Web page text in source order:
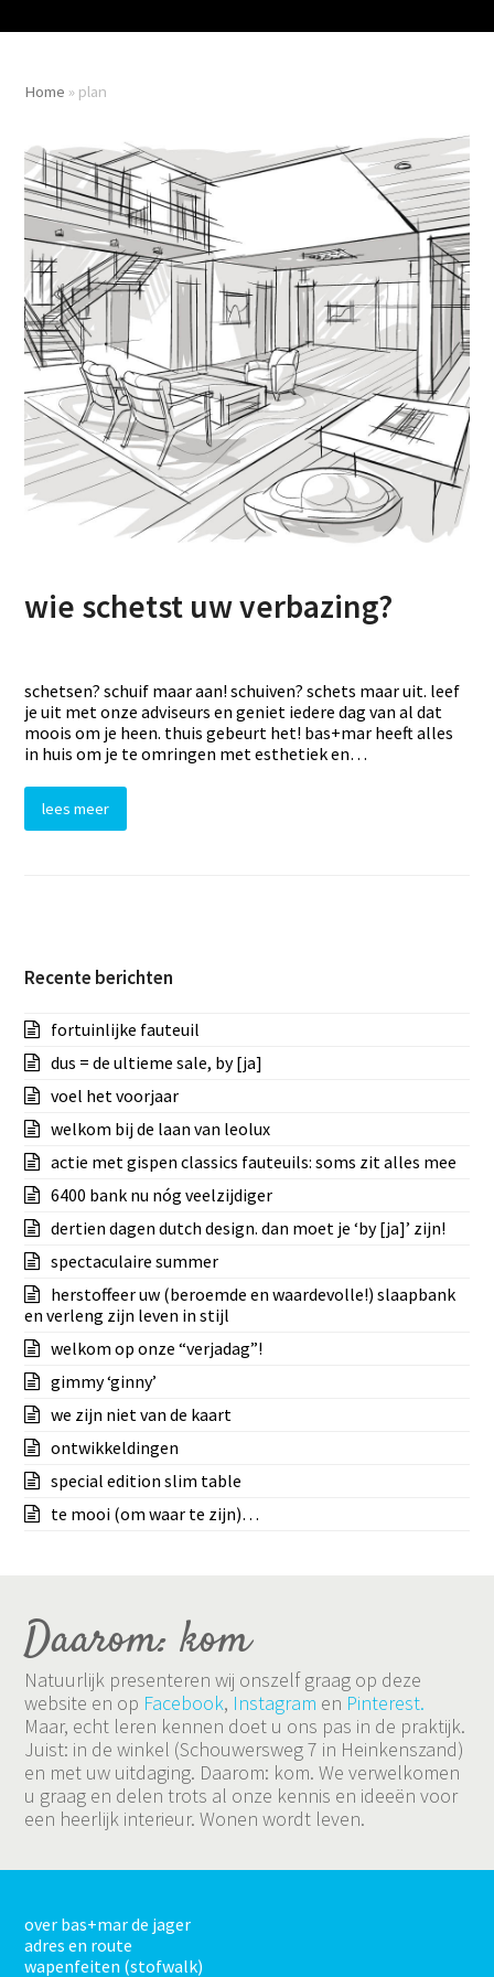
Home » plan
wie schetst uw verbazing?
schetsen? schuif maar aan! schuiven? schets maar uit. leef
je uit met onze adviseurs en geniet iedere dag van al dat
moois om je heen. thuis gebeurt het! bas+mar heeft alles
in huis om je te omringen met esthetiek en…
lees meer
Recente berichten
fortuinlijke fauteuil
dus = de ultieme sale, by [ja]
voel het voorjaar
welkom bij de laan van leolux
actie met gispen classics fauteuils: soms zit alles mee
6400 bank nu nóg veelzijdiger
dertien dagen dutch design. dan moet je ‘by [ja]’ zijn!
spectaculaire summer
herstoffeer uw (beroemde en waardevolle!) slaapbank
en verleng zijn leven in stijl
welkom op onze “verjadag”!
gimmy ‘ginny’
we zijn niet van de kaart
ontwikkeldingen
special edition slim table
te mooi (om waar te zijn)…
Daarom: kom
Natuurlijk presenteren wij onszelf graag op deze
website en op Facebook, Instagram en Pinterest.
Maar, echt leren kennen doet u ons pas in de praktijk.
Juist: in de winkel (Schouwersweg 7 in Heinkenszand)
en met uw uitdaging. Daarom: kom. We verwelkomen
u graag en delen trots al onze kennis en ideeën voor
een heerlijk interieur. Wonen wordt leven.
over bas+mar de jager
adres en route
wapenfeiten (stofwalk)